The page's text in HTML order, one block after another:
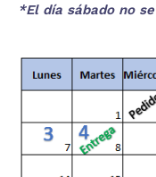
*El día sábado no